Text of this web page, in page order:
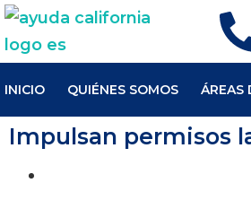
INICIO QUIÉNES SOMOS ÁREAS
Impulsan permisos